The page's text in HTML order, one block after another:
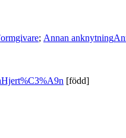
; Annan anknytning
Hjert%C3%A9n [född]